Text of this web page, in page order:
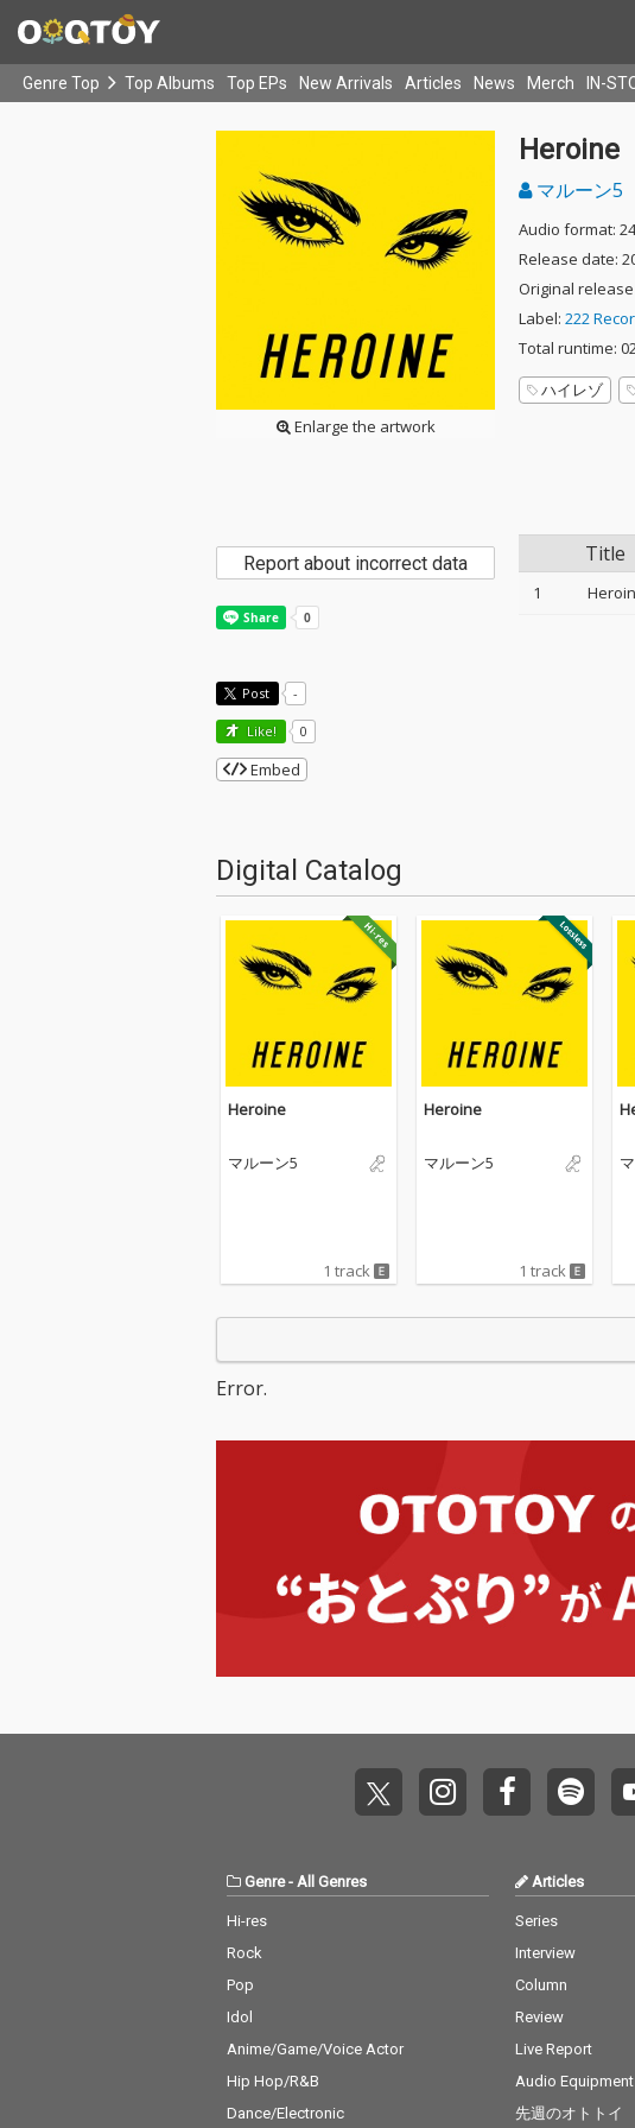
Genre Top Top Albums Top EPs New Arrivals Articles News Merch IN-
Enlarge the artwork
Heroine
マルーン5
Audio format:
Release date:
Original release
Label: 222
Total runtime:
ハイレゾ
Title
1
Report about incorrect data
Post -
Like! 0
Embed
Digital Catalog
Heroine
マルーン5
1 track
Heroine
マルーン5
1 track
Error.
Genre- All Genres
Hi-res
Rock
Pop
Idol
Anime/Game/Voice Actor
Hip Hop/R&B
Dance/Electronic
Articles
Series
Interview
Column
Review
Live Report
Audio Equipment
先週のオトトイ